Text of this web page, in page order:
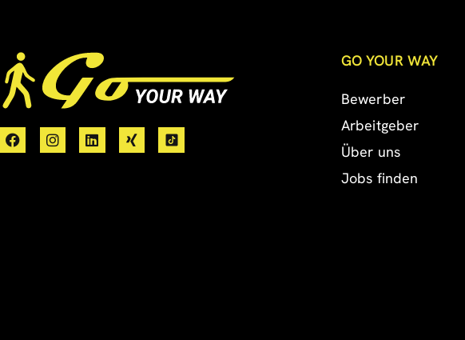
GO YOUR WAY
Bewerber
Arbeitgeber
Über uns
Jobs finden